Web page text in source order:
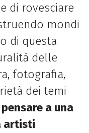
di rovesciare
mondi
di questa
delle
fotografia,
dei temi
a una
artisti